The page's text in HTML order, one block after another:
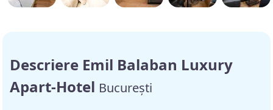
Descriere Emil Balaban Luxury
Apart-Hotel București